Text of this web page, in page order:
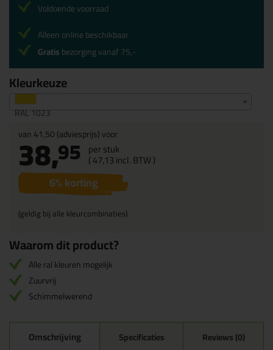
Kleurkeuze
RAL 1023
van41,50(adviesprijs) voor
38,95 per stuk
(47,13incl. BTW )
6% korting
(geldig bij alle kleurcombinaties)
Voldoende voorraad
Alleen online beschikbaar
Gratisbezorging vanaf 75,-
Waarom dit product?
Alle ral kleuren mogelijk
Zuurvrij
Schimmelwerend
Omschrijving Specificaties Reviews (0)